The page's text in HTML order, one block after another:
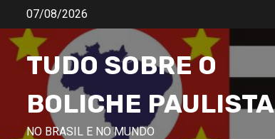
content
07/08/2026
TUDO SOBRE O
BOLICHE PAULISTA
NO BRASIL E NO MUNDO